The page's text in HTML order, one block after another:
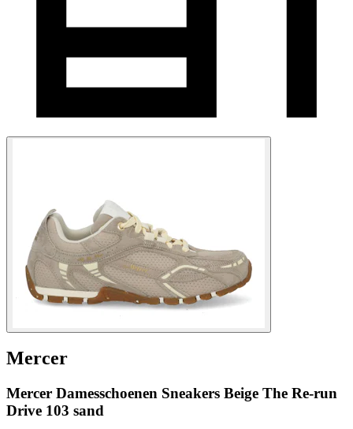
Mercer
Mercer Damesschoenen Sneakers Beige The Re-run
Drive 103 sand